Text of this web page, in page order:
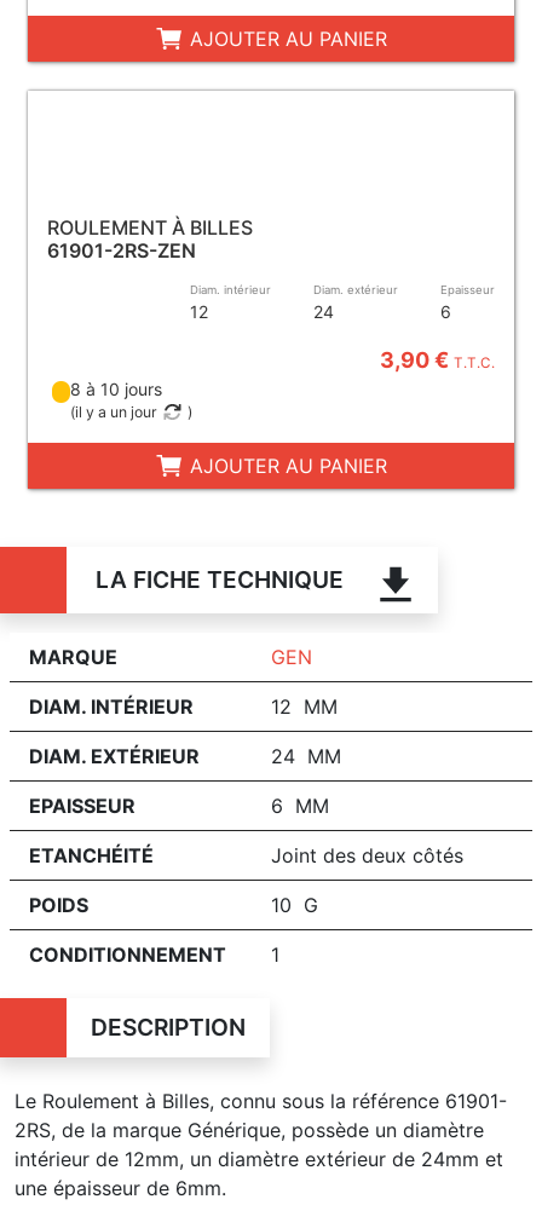
AJOUTER AU PANIER
ROULEMENT À BILLES
61901-2RS-ZEN
Diam. intérieur
12
Diam. extérieur
24
Epaisseur
6
3,90 €T.T.C.
8 à 10 jours
(il y a un jour )
AJOUTER AU PANIER
LA FICHE TECHNIQUE
MARQUE GEN
DIAM. INTÉRIEUR 12 MM
DIAM. EXTÉRIEUR 24 MM
EPAISSEUR 6 MM
ETANCHÉITÉ Joint des deux côtés
POIDS 10 G
CONDITIONNEMENT 1
DESCRIPTION
Le Roulement à Billes, connu sous la référence 61901-
2RS, de la marque Générique, possède un diamètre
intérieur de 12mm, un diamètre extérieur de 24mm et
une épaisseur de 6mm.